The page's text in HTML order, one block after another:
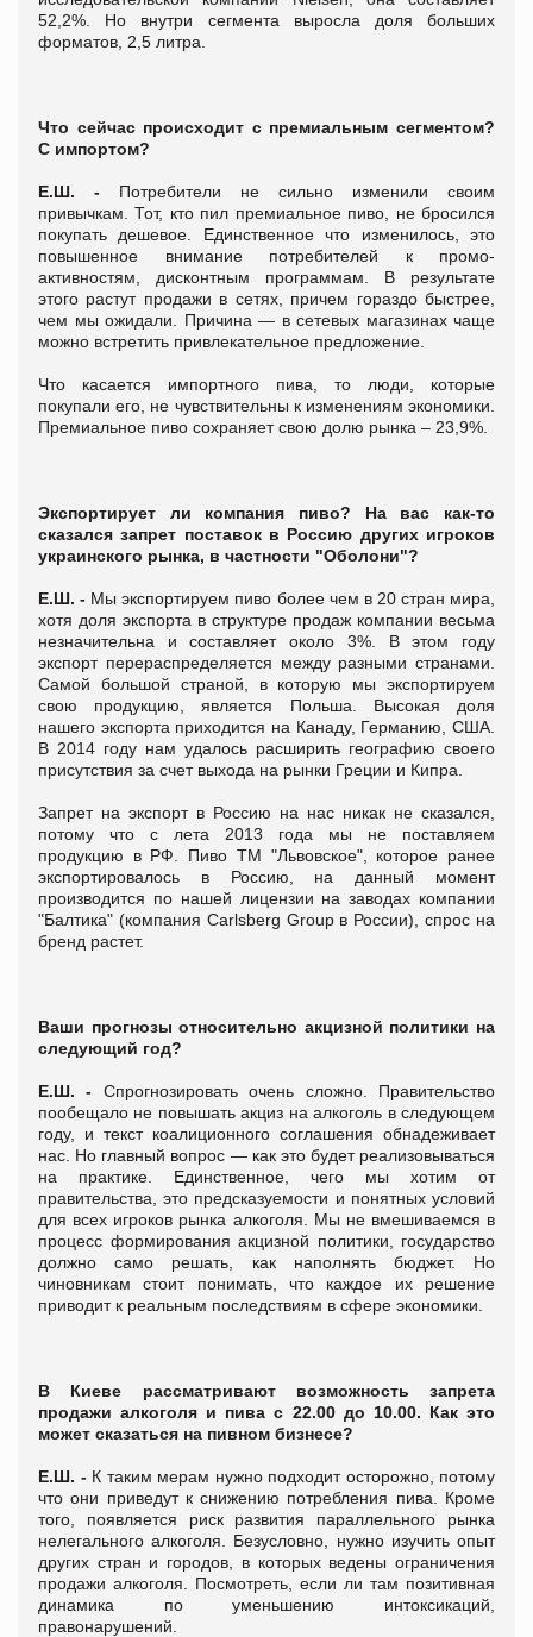
52,2%. Но внутри сегмента выросла доля больших
форматов, 2,5 литра.
Что сейчас происходит с премиальным сегментом?
С импортом?
Е.Ш. - Потребители не сильно изменили своим
привычкам. Тот, кто пил премиальное пиво, не бросился
покупать дешевое. Единственное что изменилось, это
повышенное внимание потребителей к промо-
активностям, дисконтным программам. В результате
этого растут продажи в сетях, причем гораздо быстрее,
чем мы ожидали. Причина — в сетевых магазинах чаще
можно встретить привлекательное предложение.
Что касается импортного пива, то люди, которые
покупали его, не чувствительны к изменениям экономики.
Премиальное пиво сохраняет свою долю рынка – 23,9%.
Экспортирует ли компания пиво? На вас как-то
сказался запрет поставок в Россию других игроков
украинского рынка, в частности "Оболони"?
Е.Ш. - Мы экспортируем пиво более чем в 20 стран мира,
хотя доля экспорта в структуре продаж компании весьма
незначительна и составляет около 3%. В этом году
экспорт перераспределяется между разными странами.
Самой большой страной, в которую мы экспортируем
свою продукцию, является Польша. Высокая доля
нашего экспорта приходится на Канаду, Германию, США.
В 2014 году нам удалось расширить географию своего
присутствия за счет выхода на рынки Греции и Кипра.
Запрет на экспорт в Россию на нас никак не сказался,
потому что с лета 2013 года мы не поставляем
продукцию в РФ. Пиво ТМ "Львовское", которое ранее
экспортировалось в Россию, на данный момент
производится по нашей лицензии на заводах компании
"Балтика" (компания Carlsberg Group в России), спрос на
бренд растет.
Ваши прогнозы относительно акцизной политики на
следующий год?
Е.Ш. - Спрогнозировать очень сложно. Правительство
пообещало не повышать акциз на алкоголь в следующем
году, и текст коалиционного соглашения обнадеживает
нас. Но главный вопрос — как это будет реализовываться
на практике. Единственное, чего мы хотим от
правительства, это предсказуемости и понятных условий
для всех игроков рынка алкоголя. Мы не вмешиваемся в
процесс формирования акцизной политики, государство
должно само решать, как наполнять бюджет. Но
чиновникам стоит понимать, что каждое их решение
приводит к реальным последствиям в сфере экономики.
В Киеве рассматривают возможность запрета
продажи алкоголя и пива с 22.00 до 10.00. Как это
может сказаться на пивном бизнесе?
Е.Ш. -К таким мерам нужно подходит осторожно, потому
что они приведут к снижению потребления пива. Кроме
того, появляется риск развития параллельного рынка
нелегального алкоголя. Безусловно, нужно изучить опыт
других стран и городов, в которых ведены ограничения
продажи алкоголя. Посмотреть, если ли там позитивная
динамика по уменьшению интоксикаций,
правонарушений.